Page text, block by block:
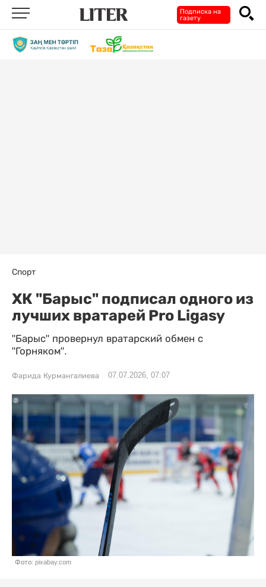
Подписка на
газету
Спорт
ХК "Барыс" подписал одного из
лучших вратарей Pro Ligasy
"Барыс" провернул вратарский обмен с
"Горняком".
Фарида Курмангалиева 07.07.2026, 07:07
Фото: pixabay.com